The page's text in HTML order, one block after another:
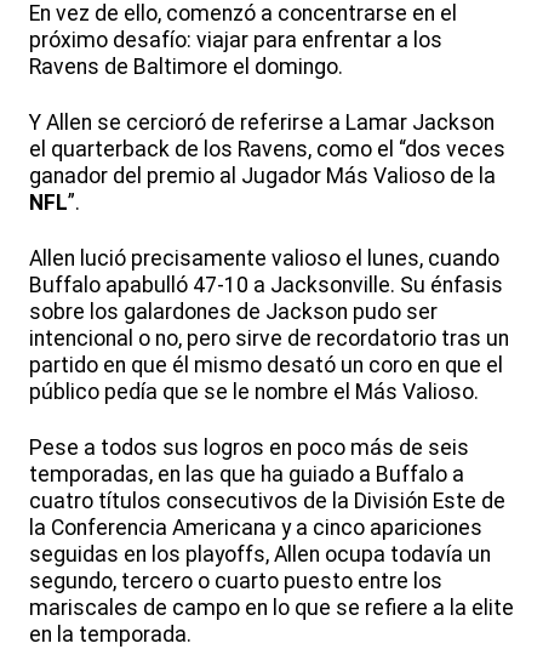
En vez de ello, comenzó a concentrarse en el
próximo desafío: viajar para enfrentar a los
Ravens de Baltimore el domingo.
Y Allen se cercioró de referirse a Lamar Jackson
el quarterback de los Ravens, como el “dos veces
ganador del premio al Jugador Más Valioso de la
NFL”.
Allen lució precisamente valioso el lunes, cuando
Buffalo apabulló 47-10 a Jacksonville. Su énfasis
sobre los galardones de Jackson pudo ser
intencional o no, pero sirve de recordatorio tras un
partido en que él mismo desató un coro en que el
público pedía que se le nombre el Más Valioso.
Pese a todos sus logros en poco más de seis
temporadas, en las que ha guiado a Buffalo a
cuatro títulos consecutivos de la División Este de
la Conferencia Americana y a cinco apariciones
seguidas en los playoffs, Allen ocupa todavía un
segundo, tercero o cuarto puesto entre los
mariscales de campo en lo que se refiere a la elite
en la temporada.